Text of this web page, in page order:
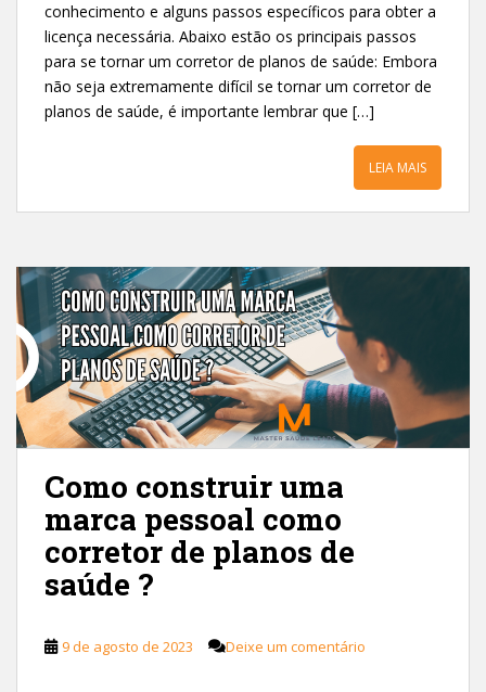
conhecimento e alguns passos específicos para obter a
licença necessária. Abaixo estão os principais passos
para se tornar um corretor de planos de saúde: Embora
não seja extremamente difícil se tornar um corretor de
planos de saúde, é importante lembrar que […]
LEIA MAIS
Como construir uma
marca pessoal como
corretor de planos de
saúde ?
9 de agosto de 2023 Deixe um comentário